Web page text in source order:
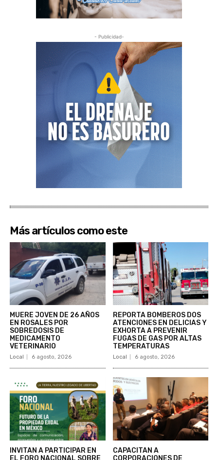
- Publicidad-
Más artículos como este
MUERE JOVEN DE 26 AÑOS
EN ROSALES POR
SOBREDOSIS DE
MEDICAMENTO
VETERINARIO
Local 6 agosto, 2026
REPORTA BOMBEROS DOS
ATENCIONES EN DELICIAS Y
EXHORTA A PREVENIR
FUGAS DE GAS POR ALTAS
TEMPERATURAS
Local 6 agosto, 2026
INVITAN A PARTICIPAR EN
EL FORO NACIONAL SOBRE
CAPACITAN A
CORPORACIONES DE